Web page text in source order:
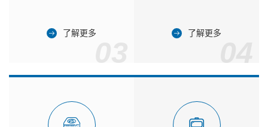
了解更多 了解更多